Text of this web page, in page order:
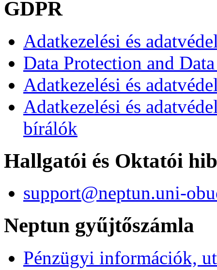
GDPR
Adatkezelési és
Data Protection and
Adatkezelési és
Adatkezelési és
bírálók
Hallgatói és Oktatói
support@neptun.uni-
Neptun gyűjtőszámla
Pénzügyi információk,